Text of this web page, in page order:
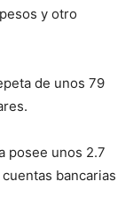
y otro
de unos 79
posee unos 2.7
bancarias